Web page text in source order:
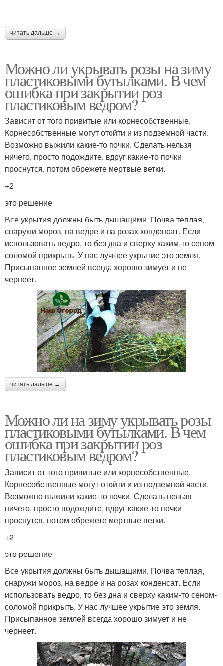
читать дальше →
Можно ли укрывать розы на зиму
пластиковыми бутылками. В чем
ошибка при закрытии роз
пластиковым ведром?
Зависит от того привитые или корнесобственные.
Корнесобственные могут отойти и из подземной части.
Возможно выжили какие-то почки. Сделать нельзя
ничего, просто подождите, вдруг какие-то почки
проснутся, потом обрежете мертвые ветки.
+2
это решение
Все укрытия должны быть дышащими. Почва теплая,
снаружи мороз, на ведре и на розах конденсат. Если
использовать ведро, то без дна и сверху каким-то сеном-
соломой прикрыть. У нас лучшее укрытие это земля.
Присыпанное землей всегда хорошо зимует и не
чернеет.
читать дальше →
Можно ли на зиму укрывать розы
пластиковыми бутылками. В чем
ошибка при закрытии роз
пластиковым ведром?
Зависит от того привитые или корнесобственные.
Корнесобственные могут отойти и из подземной части.
Возможно выжили какие-то почки. Сделать нельзя
ничего, просто подождите, вдруг какие-то почки
проснутся, потом обрежете мертвые ветки.
+2
это решение
Все укрытия должны быть дышащими. Почва теплая,
снаружи мороз, на ведре и на розах конденсат. Если
использовать ведро, то без дна и сверху каким-то сеном-
соломой прикрыть. У нас лучшее укрытие это земля.
Присыпанное землей всегда хорошо зимует и не
чернеет.